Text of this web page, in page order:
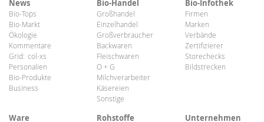
News
Bio-Tops
Bio-Markt
Ökologie
Kommentare
Grid: col-xs
Personalien
Bio-Produkte
Business
Bio-Handel
Großhandel
Einzelhandel
Großverbraucher
Backwaren
Fleischwaren
O + G
Milchverarbeiter
Käsereien
Sonstige
Bio-Infothek
Firmen
Marken
Verbände
Zertifizierer
Storechecks
Bildstrecken
Ware Rohstoffe Unternehmen